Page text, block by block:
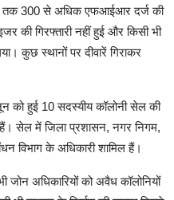
तक 300 से अधिक एफआईआर दर्ज की
की गिरफ्तारी नहीं हुई और किसी भी
कुछ स्थानों पर दीवारें गिराकर
को हुई 10 सदस्यीय कॉलोनी सेल की
सेल में जिला प्रशासन, नगर निगम,
विभाग के अधिकारी शामिल हैं।
जोन अधिकारियों को अवैध कॉलोनियों